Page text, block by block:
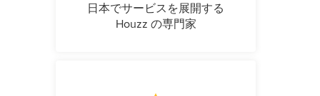
日本でサービスを展開する
Houzz の専門家